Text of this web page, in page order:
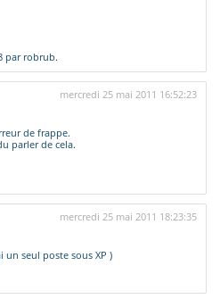
par robrub.
mercredi 25 mai 2011 16:52:23
de frappe.
parler de cela.
mercredi 25 mai 2011 18:23:35
un seul poste sous XP )